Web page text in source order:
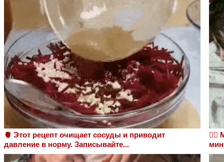
🫀 Этот рецепт очищает сосуды и приводит
давление в норму. Записывайте...
❤️‍🔥